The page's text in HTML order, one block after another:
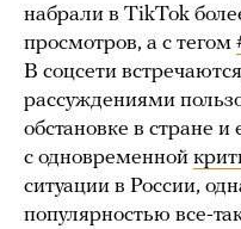
набрали в TikTok
просмотров, а с тегом
В соцсети встречаются
рассуждениями
обстановке в стране
с одновременной
ситуации в России,
популярностью все-